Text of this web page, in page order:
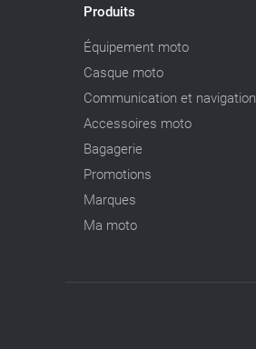
Produits
Équipement moto
Casque moto
Communication et navigation
Accessoires moto
Bagagerie
Promotions
Marques
Ma moto